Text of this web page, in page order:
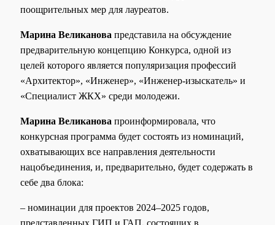
поощрительных мер для лауреатов.
Марина Великанова представила на обсуждение
предварительную концепцию Конкурса, одной из
целей которого является популяризация профессий
«Архитектор», «Инженер», «Инженер-изыскатель» и
«Специалист ЖКХ» среди молодежи.
Марина Великанова проинформировала, что
конкурсная программа будет состоять из номинаций,
охватывающих все направления деятельности
нацобъединения, и, предварительно, будет содержать в
себе два блока:
– номинации для проектов 2024–2025 годов,
представленных ГИП и ГАП, состоящих в